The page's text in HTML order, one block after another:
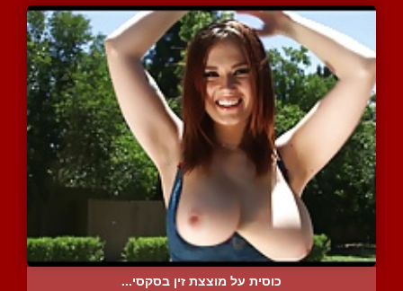
כוסית על מוצצת זין בסקסי...